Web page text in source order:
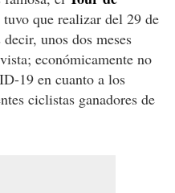
que realizar del 29 de
unos dos meses
económicamente no
19 en cuanto a los
ciclistas ganadores de